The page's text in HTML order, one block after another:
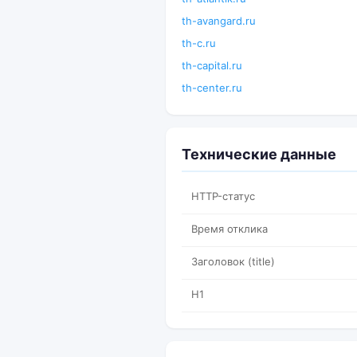
th-avangard.ru
th-c.ru
th-capital.ru
th-center.ru
Технические данные
HTTP-статус
Время отклика
Заголовок (title)
H1